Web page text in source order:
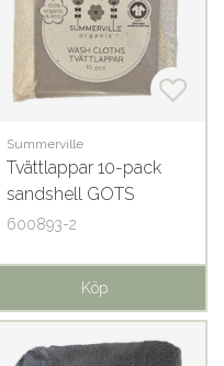
Summerville
Tvättlappar 10-pack
sandshell GOTS
600893-2
Köp